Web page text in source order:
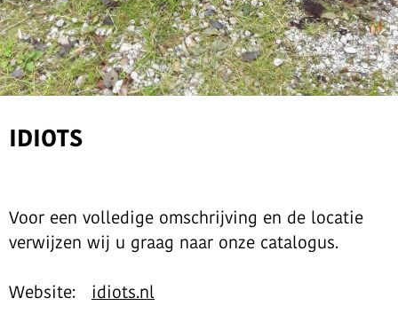
IDIOTS
Voor een volledige omschrijving en de locatie
verwijzen wij u graag naar onze catalogus.
Website: idiots.nl